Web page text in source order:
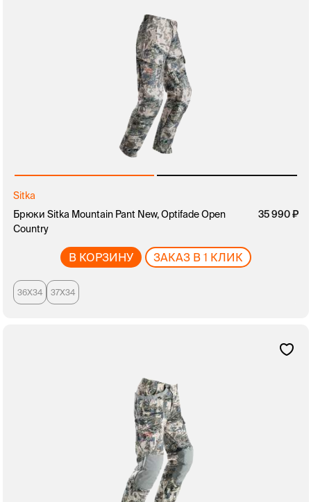
Sitka
Брюки Sitka Mountain Pant New, Optifade Open
Country
35 990
В КОРЗИНУ ЗАКАЗ В 1 КЛИК
36X34 37X34